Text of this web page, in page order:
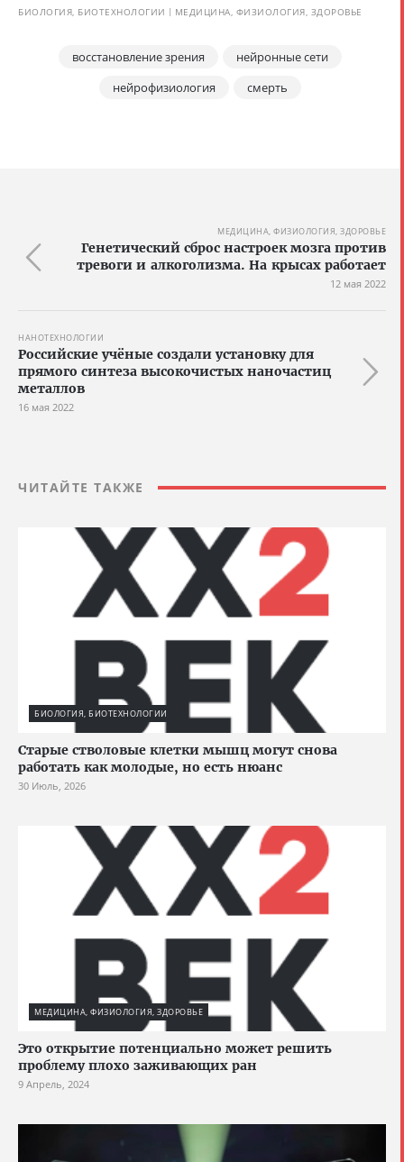
БИОЛОГИЯ, БИОТЕХНОЛОГИИ МЕДИЦИНА, ФИЗИОЛОГИЯ, ЗДОРОВЬЕ
восстановление зрения
нейронные сети
нейрофизиология
смерть
МЕДИЦИНА, ФИЗИОЛОГИЯ, ЗДОРОВЬЕ
Генетический сброс настроек мозга против
тревоги и алкоголизма. На крысах работает
12 мая 2022
НАНОТЕХНОЛОГИИ
Российские учёные создали установку для
прямого синтеза высокочистых наночастиц
металлов
16 мая 2022
ЧИТАЙТЕ ТАКЖЕ
БИОЛОГИЯ, БИОТЕХНОЛОГИИ
Старые стволовые клетки мышц могут снова
работать как молодые, но есть нюанс
30 Июль, 2026
МЕДИЦИНА, ФИЗИОЛОГИЯ, ЗДОРОВЬЕ
Это открытие потенциально может решить
проблему плохо заживающих ран
9 Апрель, 2024